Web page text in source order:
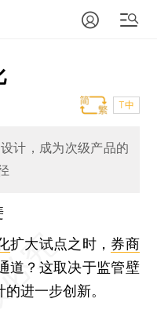
T中
计，成为次级产品的
扩大试点之时， 券商
道？这取决于监管壁
进一步创新。